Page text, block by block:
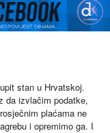
stan u Hrvatskoj.
da izvlačim podatke,
plaćama ne
i opremimo ga. I